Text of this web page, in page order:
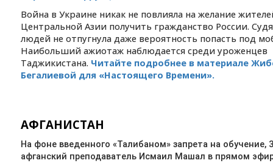
Война в Украине никак не повлияла на желание
Центральной Азии получить гражданство России.
людей не отпугнула даже вероятность попасть под
Наибольший ажиотаж наблюдается среди уроженцев
Таджикистана. Читайте подробнее в материале
Бегалиевой для «Настоящего Времени».
АФГАНИСТАН
На фоне введенного «Талибаном» запрета на обучение,
афганский преподаватель Исмаил Машал в прямом